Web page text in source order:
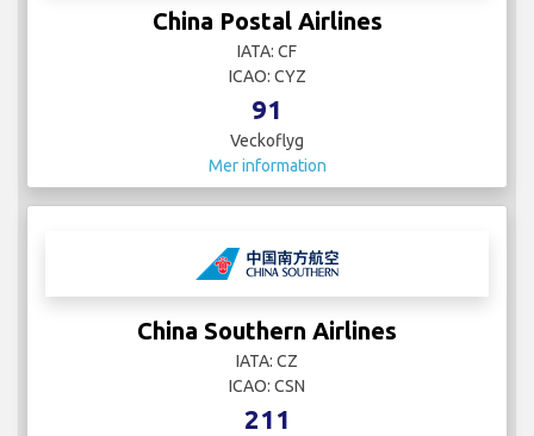
China Postal Airlines
IATA: CF
ICAO: CYZ
91
Veckoflyg
Mer information
China Southern Airlines
IATA: CZ
ICAO: CSN
211